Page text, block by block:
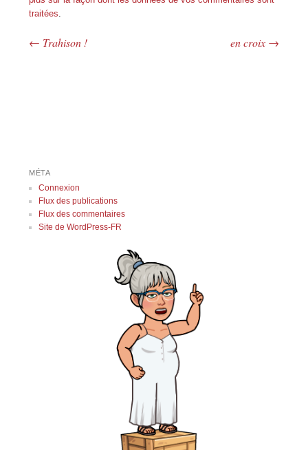
traitées
Navigation des articles
← Trahison ! en croix →
MÉTA
Connexion
Flux des publications
Flux des commentaires
Site de WordPress-FR